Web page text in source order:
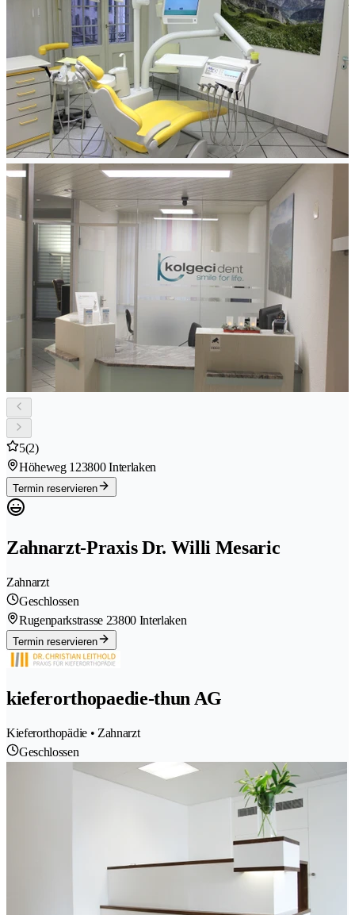
5(2)
Höheweg 123800 Interlaken
Termin reservieren
Zahnarzt-Praxis Dr. Willi Mesaric
Zahnarzt
Geschlossen
Rugenparkstrasse 23800 Interlaken
Termin reservieren
kieferorthopaedie-thun AG
Kieferorthopädie • Zahnarzt
Geschlossen